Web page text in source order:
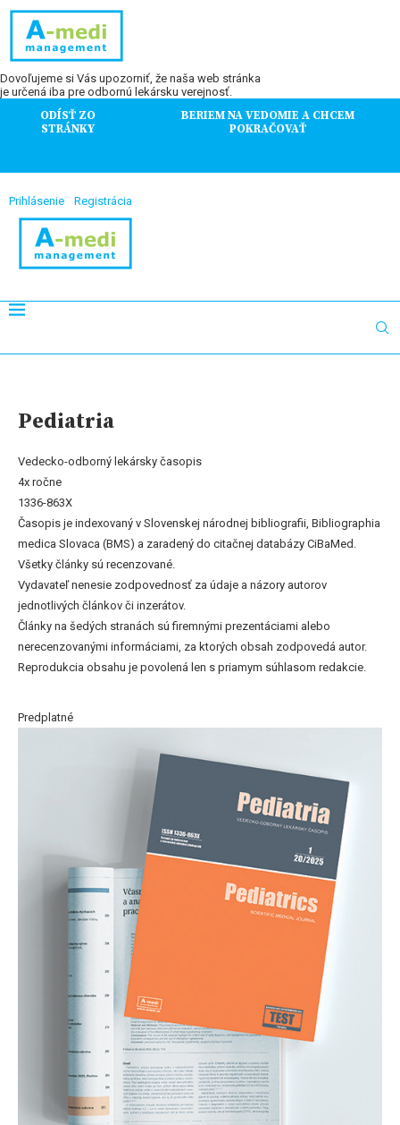
Dovoľujeme si Vás upozorniť, že naša web stránka
je určená iba pre odbornú lekársku verejnosť.
ODÍSŤ ZO
STRÁNKY
BERIEM NA VEDOMIE A CHCEM
POKRAČOVAŤ
Prihlásenie Registrácia
Pediatria
Vedecko-odborný lekársky časopis
4x ročne
1336-863X
Časopis je indexovaný v Slovenskej národnej bibliografii, Bibliographia
medica Slovaca (BMS) a zaradený do citačnej databázy CiBaMed.
Všetky články sú recenzované.
Vydavateľ nenesie zodpovednosť za údaje a názory autorov
jednotlivých článkov či inzerátov.
Články na šedých stranách sú firemnými prezentáciami alebo
nerecenzovanými informáciami, za ktorých obsah zodpovedá autor.
Reprodukcia obsahu je povolená len s priamym súhlasom redakcie.
Predplatné